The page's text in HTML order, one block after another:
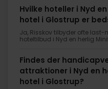
Hvilke hoteller i Nyd
hotel i Glostrup er
Ja, Risskov tilbyder ofte
hoteltilbud i Nyd en herlig
Findes der
attraktioner i Nyd en
hotel i Glostrup?